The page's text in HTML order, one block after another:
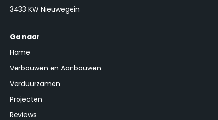
3433 KW Nieuwegein
Ga naar
Home
Verbouwen en Aanbouwen
Verduurzamen
Projecten
Reviews